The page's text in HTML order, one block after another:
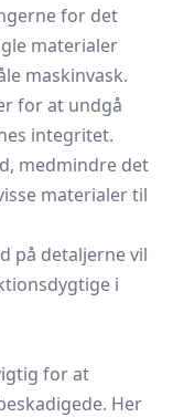
for det
materialer
maskinvask.
for at undgå
integritet.
medmindre det
materialer til
på detaljerne vil
i
for at
Her